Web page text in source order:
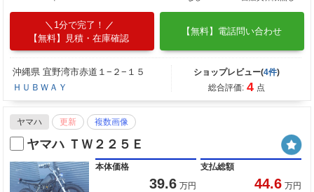
1分で完了！
【無料】見積・在庫確認
【無料】電話問い合わせ
沖縄県 宜野湾市赤道１−２−１５
ＨＵＢＷＡＹ
ショップレビュー(4件)
総合評価: 4 点
ヤマハ 更新 複数画像
ヤマハ ＴＷ２２５Ｅ
本体価格
39.6 万円
支払総額
44.6 万円